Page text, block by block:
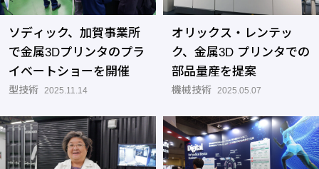
ソディック、加賀事業所
で金属3Dプリンタのプラ
イベートショーを開催
型技術 2025.11.14
オリックス・レンテッ
ク、金属3D プリンタでの
部品量産を提案
機械技術 2025.05.07